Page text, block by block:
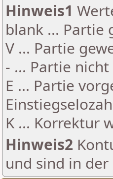
Hinweis1
blank ... Partie
V ... Partie
- ... Partie
E ... Partie
K ... Korrektur
Hinweis2
und sind in